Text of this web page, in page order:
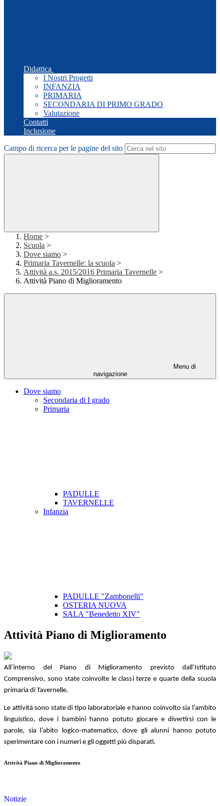
Didattica
I Nostri Progetti
INFANZIA
PRIMARIA
SECONDARIA DI PRIMO GRADO
Valutazione
Contatti
Inclusione
Campo di ricerca per le pagine del sito
Home >
Scuola >
Dove siamo >
Primaria Tavernelle: la scuola >
Attività a.s. 2015/2016 Primaria Tavernelle >
Attività Piano di Miglioramento
Menu di
navigazione
Dove siamo
Secondaria di I grado
Primaria
PADULLE
TAVERNELLE
Infanzia
PADULLE "Zambonelli"
OSTERIA NUOVA
SALA "Benedetto XIV"
Attività Piano di Miglioramento
All’interno del Piano di Miglioramento previsto dall’Istituto
Comprensivo, sono state coinvolte le classi terze e quarte della scuola
primaria di Tavernelle.
Le attività sono state di tipo laboratoriale e hanno coinvolto sia l’ambito
linguistico, dove i bambini hanno potuto giocare e divertirsi con le
parole, sia l’abito logico-matematico, dove gli alunni hanno potuto
sperimentare con i numeri e gli oggetti più disparati.
Attività Piano di Miglioramento
Notizie